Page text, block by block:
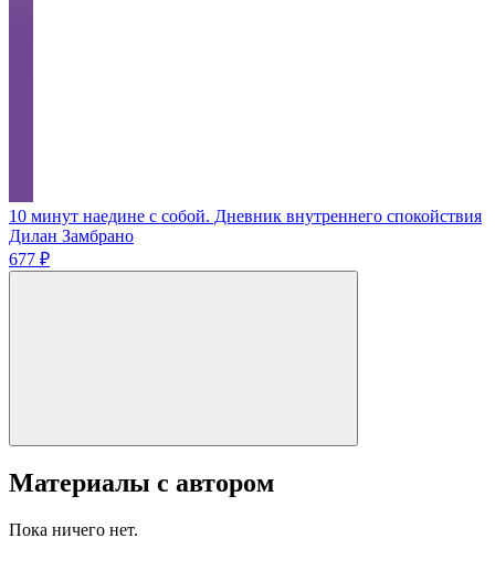
10 минут наедине с собой. Дневник внутреннего спокойствия
Дилан Замбрано
677 ₽
Материалы с автором
Пока ничего нет.